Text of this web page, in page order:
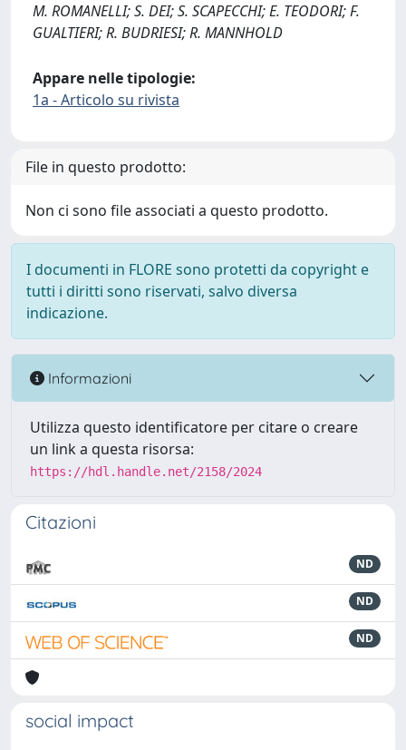
M. ROMANELLI; S. DEI; S. SCAPECCHI; E. TEODORI; F.
GUALTIERI; R. BUDRIESI; R. MANNHOLD
Appare nelle tipologie:
1a - Articolo su rivista
File in questo prodotto:
Non ci sono file associati a questo prodotto.
I documenti in FLORE sono protetti da copyright e
tutti i diritti sono riservati, salvo diversa
indicazione.
Informazioni
Utilizza questo identificatore per citare o creare
un link a questa risorsa:
https://hdl.handle.net/2158/2024
Citazioni
ND
ND
ND
social impact